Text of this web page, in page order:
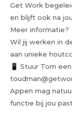
Get Work
en blijft ook na
Meer informatie?
Wil jij werken in
aan unieke
📱 Stuur Tom
Appen mag
functie bij jou